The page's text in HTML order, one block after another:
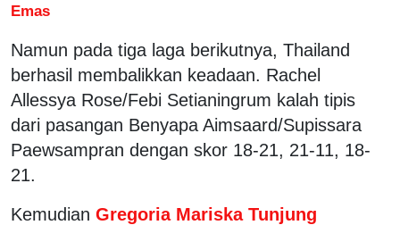
Emas
Namun pada tiga laga berikutnya, Thailand
berhasil membalikkan keadaan. Rachel
Allessya Rose/Febi Setianingrum kalah tipis
dari pasangan Benyapa Aimsaard/Supissara
Paewsampran dengan skor 18-21, 21-11, 18-
21.
Kemudian Gregoria Mariska Tunjung